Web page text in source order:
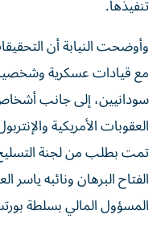
تنفيذها.
وأوضحت النيابة أن
مع قيادات عسكرية
سودانيين، إلى جانب
العقوبات الأمريكية
تمت بطلب من لجنة
الفتاح البرهان ونائبه ياسر
المسؤول المالي بسلطة